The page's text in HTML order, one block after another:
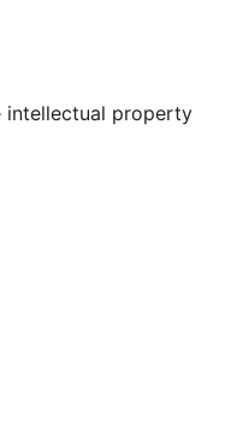
account
intellectual property